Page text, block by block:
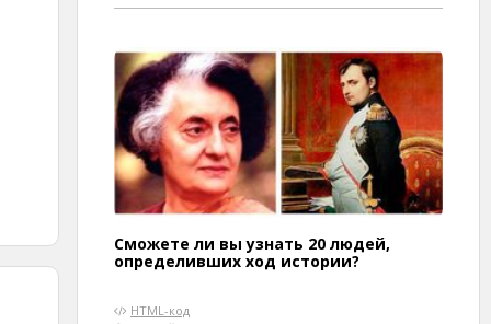
Сможете ли вы узнать 20 людей,
определивших ход истории?
HTML-код